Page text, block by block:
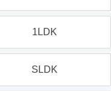
1LDK
SLDK